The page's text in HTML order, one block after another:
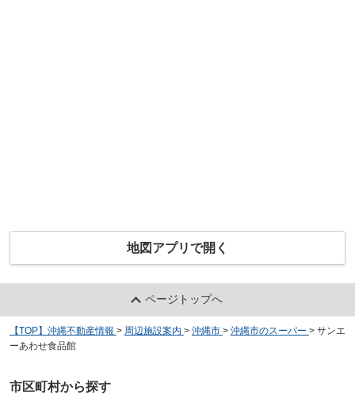
地図アプリで開く
ページトップへ
【TOP】沖縄不動産情報 > 周辺施設案内 > 沖縄市 > 沖縄市のスーパー > サンエ
ーあわせ食品館
市区町村から探す